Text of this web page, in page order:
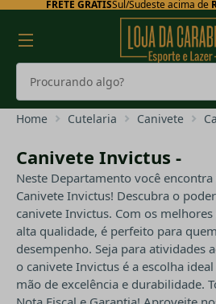
FRETE GRÁTISSul/Sudeste acima de
Home Cutelaria Canivete
Canivete Invictus -
Neste Departamento você
Canivete Invictus! Descubra o
canivete Invictus. Com os
alta qualidade, é perfeito para
desempenho. Seja para atividades
o canivete Invictus é a escolha
mão de excelência e durabilidade.